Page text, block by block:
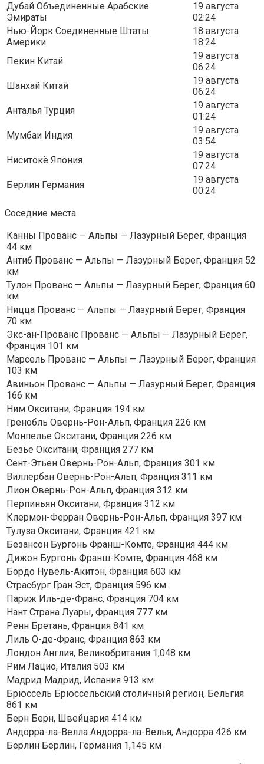
Дубай Объединенные Арабские
Эмираты
19 августа
02:24
Нью-Йорк Соединенные Штаты
Америки
18 августа
18:24
Пекин Китай
19 августа
06:24
Шанхай Китай
19 августа
06:24
Анталья Турция
19 августа
01:24
Мумбаи Индия
19 августа
03:54
Ниситокё Япония
19 августа
07:24
Берлин Германия
19 августа
00:24
Соседние места
Канны Прованс — Альпы — Лазурный Берег, Франция
44 км
Антиб Прованс — Альпы — Лазурный Берег, Франция 52
км
Тулон Прованс — Альпы — Лазурный Берег, Франция 60
км
Ницца Прованс — Альпы — Лазурный Берег, Франция
70 км
Экс-ан-Прованс Прованс — Альпы — Лазурный Берег,
Франция 101 км
Марсель Прованс — Альпы — Лазурный Берег, Франция
103 км
Авиньон Прованс — Альпы — Лазурный Берег, Франция
166 км
Ним Окситани, Франция 194 км
Гренобль Овернь-Рон-Альп, Франция 226 км
Монпелье Окситани, Франция 226 км
Безье Окситани, Франция 277 км
Сент-Этьен Овернь-Рон-Альп, Франция 301 км
Виллербан Овернь-Рон-Альп, Франция 311 км
Лион Овернь-Рон-Альп, Франция 312 км
Перпиньян Окситани, Франция 312 км
Клермон-Ферран Овернь-Рон-Альп, Франция 397 км
Тулуза Окситани, Франция 421 км
Безансон Бургонь Франш-Комте, Франция 444 км
Дижон Бургонь Франш-Комте, Франция 468 км
Бордо Нувель-Акитэн, Франция 603 км
Страсбург Гран Эст, Франция 596 км
Париж Иль-де-Франс, Франция 704 км
Нант Страна Луары, Франция 777 км
Ренн Бретань, Франция 841 км
Лиль О-де-Франс, Франция 863 км
Лондон Англия, Великобритания 1,048 км
Рим Лацио, Италия 503 км
Мадрид Мадрид, Испания 913 км
Брюссель Брюссельский столичный регион, Бельгия
861 км
Берн Берн, Швейцария 414 км
Андорра-ла-Велла Андорра-ла-Велья, Андорра 426 км
Берлин Берлин, Германия 1,145 км